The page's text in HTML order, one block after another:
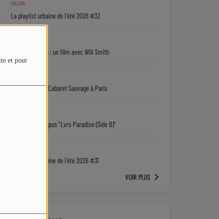
et pour
06/08
La playlist urbaine de l'été 2026 #32
Jaafar Jackson : un film avec Will Smith
Ryan Leslie au Cabaret Sauvage à Paris
Isaiah Falls : l'opus "Lvrs Paradise (Side B)"
La playlist urbaine de l'été 2026 #31
VOIR PLUS